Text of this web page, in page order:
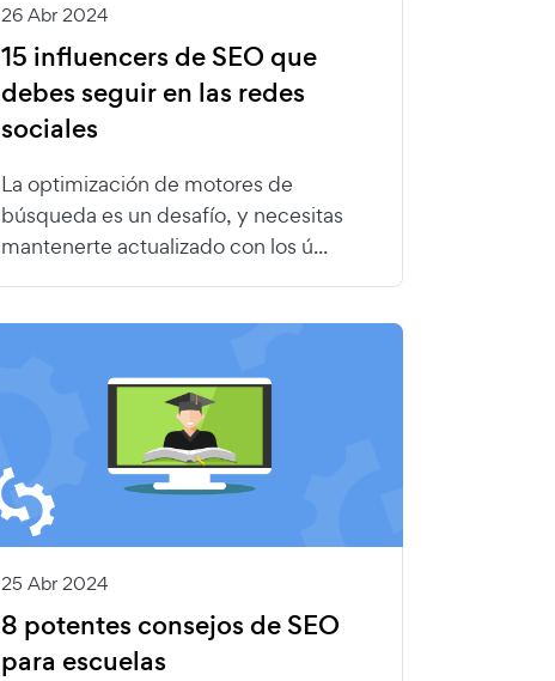
26 Abr 2024
15 influencers de SEO que
debes seguir en las redes
sociales
La optimización de motores de
búsqueda es un desafío, y necesitas
mantenerte actualizado con los ú...
25 Abr 2024
8 potentes consejos de SEO
para escuelas